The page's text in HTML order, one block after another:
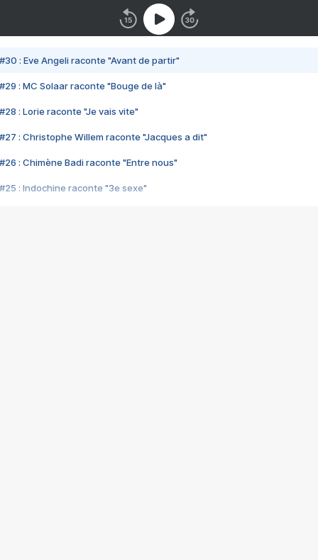
#30 : Eve Angeli raconte "Avant de partir"
#29 : MC Solaar raconte "Bouge de là"
#28 : Lorie raconte "Je vais vite"
#27 : Christophe Willem raconte "Jacques a dit"
#26 : Chimène Badi raconte "Entre nous"
#25 : Indochine raconte "3e sexe"